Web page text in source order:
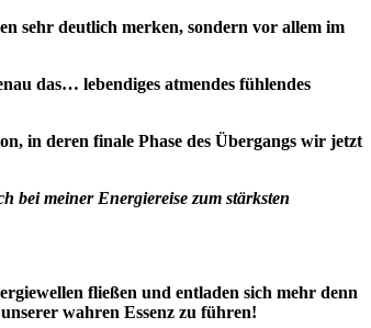
sehr deutlich merken, sondern vor allem im
das… lebendiges atmendes fühlendes
in deren finale Phase des Übergangs wir jetzt
bei meiner Energiereise zum stärksten
fließen und entladen sich mehr denn
wahren Essenz zu führen!